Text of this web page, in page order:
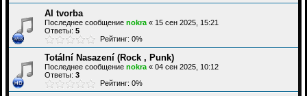
AI tvorba
Последнее сообщение nokra « 15 сен 2025, 15:21
Ответы: 5
Рейтинг: 0%
Totální Nasazení (Rock , Punk)
Последнее сообщение nokra « 04 сен 2025, 10:12
Ответы: 3
Рейтинг: 0%